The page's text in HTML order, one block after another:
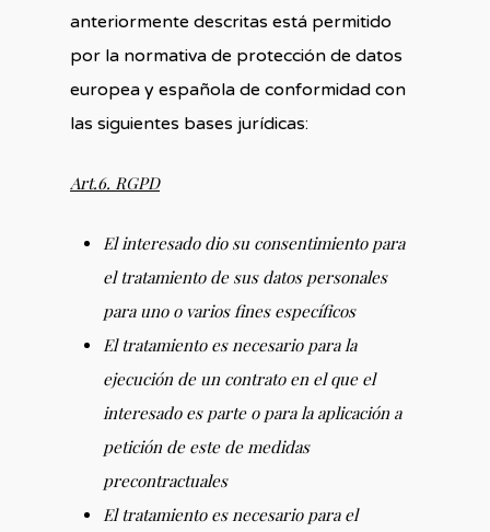
anteriormente descritas está permitido
por la normativa de protección de datos
europea y española de conformidad con
las siguientes bases jurídicas:
Art.6. RGPD
El interesado dio su consentimiento para
el tratamiento de sus datos personales
para uno o varios fines específicos
El tratamiento es necesario para la
ejecución de un contrato en el que el
interesado es parte o para la aplicación a
petición de este de medidas
precontractuales
El tratamiento es necesario para el